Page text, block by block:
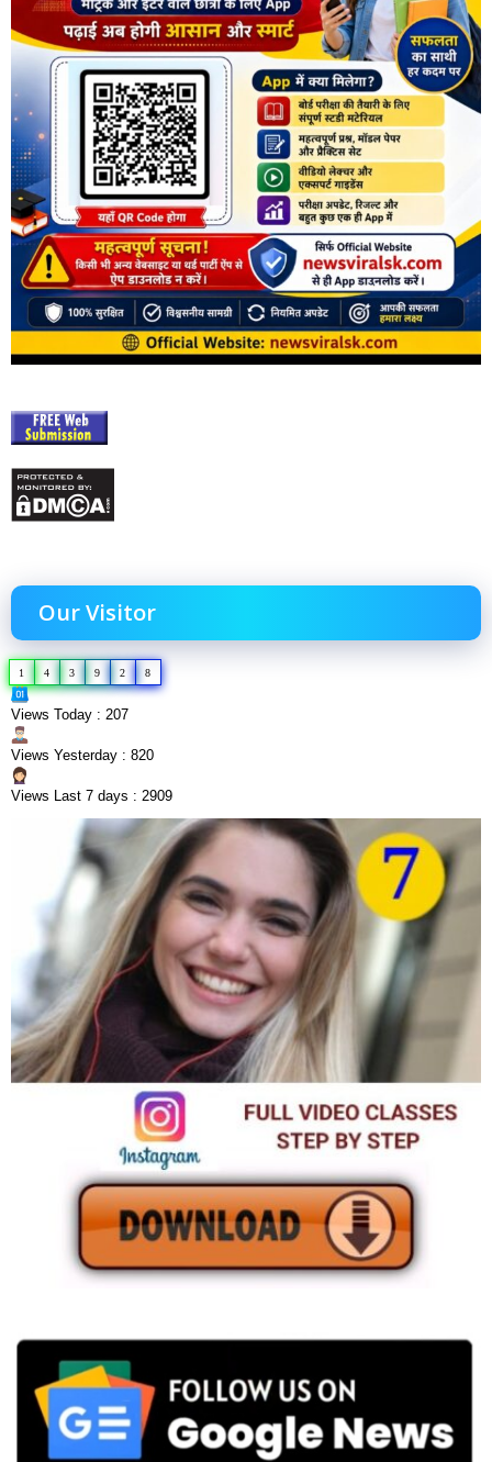
Our Visitor
1 4 3 9 2 8
Views Today : 207
Views Yesterday : 820
Views Last 7 days : 2909